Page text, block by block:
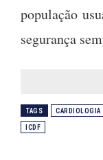
população
segurança
TAGS CARDIOLOGIA
ICDF